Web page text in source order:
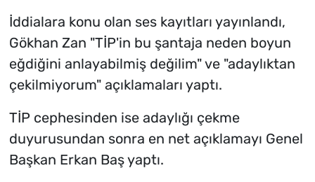
İddialara konu olan ses kayıtları yayınlandı,
Gökhan Zan "TİP'in bu şantaja neden boyun
eğdiğini anlayabilmiş değilim" ve "adaylıktan
çekilmiyorum" açıklamaları yaptı.
TİP cephesinden ise adaylığı çekme
duyurusundan sonra en net açıklamayı Genel
Başkan Erkan Baş yaptı.